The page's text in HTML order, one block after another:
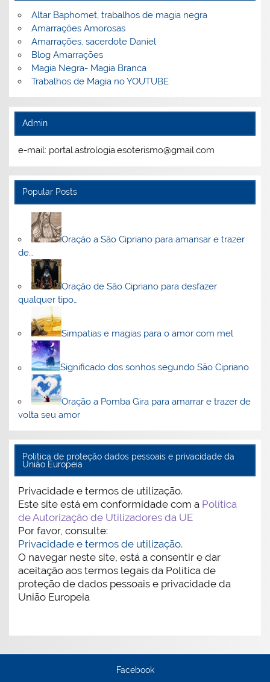
Altar Baphomet, trabalhos de magia negra
Amarrações Amorosas
Amarrações, sacerdote Daniel
Blog Amarrações
Magia Negra- Magia Branca
Trabalhos de Magia no YOUTUBE
Admin
e-mail: portal.astrologia.esoterismo@gmail.com
Popular Posts
Oração a São Cipriano para amansar e trazer
de…
Oração de São Cipriano para desfazer
qualquer tipo…
Simpatias e magias para o amor com mel
Significado dos sonhos segundo São Cipriano
Oração a Pomba Gira para amarrar e trazer de
volta seu amor
Politica de proteção dados pessoais e privacidade da
União Europeia
Privacidade e termos de utilização.
Este site está em conformidade com a Política
de Autorização de Utilizadores da UE
Por favor, consulte:
Privacidade e termos de utilização.
O navegar neste site, está a consentir e dar
aceitação aos termos legais da Política de
proteção de dados pessoais e privacidade da
União Europeia
Facebook